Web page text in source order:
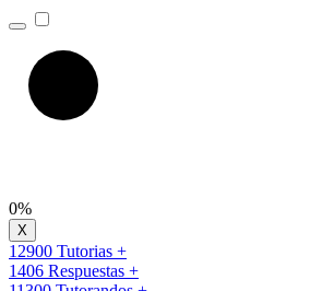
0%
12900 Tutorias +
1406 Respuestas +